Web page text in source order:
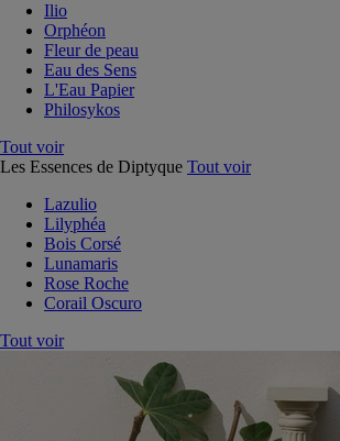
Ilio
Orphéon
Fleur de peau
Eau des Sens
L'Eau Papier
Philosykos
Tout voir
Les Essences de Diptyque Tout voir
Lazulio
Lilyphéa
Bois Corsé
Lunamaris
Rose Roche
Corail Oscuro
Tout voir